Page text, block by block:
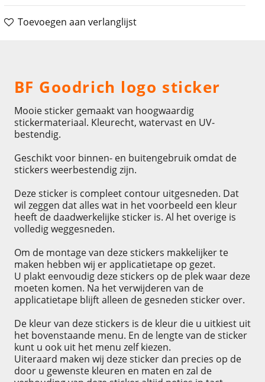
Toevoegen aan verlanglijst
BF Goodrich logo sticker
Mooie sticker gemaakt van hoogwaardig
stickermateriaal. Kleurecht, watervast en UV-
bestendig.
Geschikt voor binnen- en buitengebruik omdat de
stickers weerbestendig zijn.
Deze sticker is compleet contour uitgesneden. Dat
wil zeggen dat alles wat in het voorbeeld een kleur
heeft de daadwerkelijke sticker is. Al het overige is
volledig weggesneden.
Om de montage van deze stickers makkelijker te
maken hebben wij er applicatietape op gezet.
U plakt eenvoudig deze stickers op de plek waar deze
moeten komen. Na het verwijderen van de
applicatietape blijft alleen de gesneden sticker over.
De kleur van deze stickers is de kleur die u uitkiest uit
het bovenstaande menu. En de lengte van de sticker
kunt u ook uit het menu zelf kiezen.
Uiteraard maken wij deze sticker dan precies op de
door u gewenste kleuren en maten en zal de